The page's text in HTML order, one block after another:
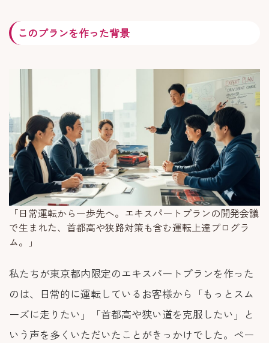
このプランを作った背景
「日常運転から一歩先へ。エキスパートプランの開発会議
で生まれた、首都高や狭路対策も含む運転上達プログラ
ム。」
私たちが東京都内限定のエキスパートプランを作った
のは、日常的に運転しているお客様から「もっとスム
ーズに走りたい」「首都高や狭い道を克服したい」と
いう声を多くいただいたことがきっかけでした。ペー